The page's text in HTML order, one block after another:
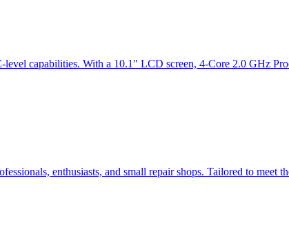
capabilities. With a 10.1″ LCD screen, 4-Core 2.0 GHz
enthusiasts, and small repair shops. Tailored to meet